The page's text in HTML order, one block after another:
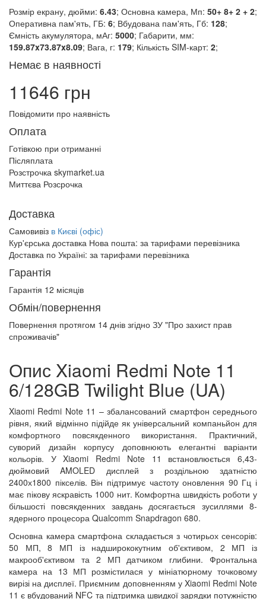
Розмір екрану, дюйми: 6.43; Основна камера, Мп: 50+ 8+ 2 + 2;
Оперативна пам'ять, ГБ: 6; Вбудована пам'ять, Гб: 128;
Ємність акумулятора, мАг: 5000; Габарити, мм:
159.87x73.87x8.09; Вага, г: 179; Кількість SIM-карт: 2;
Немає в наявності
11646 грн
Повідомити про наявність
Оплата
Готівкою при отриманні
Післяплата
Розстрочка skymarket.ua
Миттєва Розсрочка
Доставка
Самовивіз в Києві (офіс)
Кур'єрська доставка Нова пошта: за тарифами перевізника
Доставка по Україні: за тарифами перевізника
Гарантія
Гарантія 12 місяців
Обмін/повернення
Повернення протягом 14 днів згідно ЗУ "Про захист прав
спроживачів"
Опис Xiaomi Redmi Note 11
6/128GB Twilight Blue (UA)
Xiaomi Redmi Note 11 – збалансований смартфон середнього
рівня, який відмінно підійде як універсальний компаньйон для
комфортного повсякденного використання. Практичний,
суворий дизайн корпусу доповнюють елегантні варіанти
кольорів. У Xiaomi Redmi Note 11 встановлюється 6,43-
дюймовий AMOLED дисплей з роздільною здатністю
2400х1800 пікселів. Він підтримує частоту оновлення 90 Гц і
має пікову яскравість 1000 нит. Комфортна швидкість роботи у
більшості повсякденних завдань досягається зусиллями 8-
ядерного процесора Qualcomm Snapdragon 680.
Основна камера смартфона складається з чотирьох сенсорів:
50 МП, 8 МП із надширококутним об'єктивом, 2 МП із
макрооб'єктивом та 2 МП датчиком глибини. Фронтальна
камера на 13 МП розмістилася у мініатюрному точковому
вирізі на дисплеї. Приємним доповненням у Xiaomi Redmi Note
11 є вбудований NFC та підтримка швидкої зарядки потужністю